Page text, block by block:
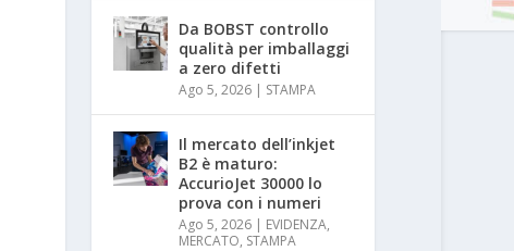
Da BOBST controllo
qualità per imballaggi
a zero difetti
Ago 5, 2026 | STAMPA
Il mercato dell’inkjet
B2 è maturo:
AccurioJet 30000 lo
prova con i numeri
Ago 5, 2026 | EVIDENZA,
MERCATO, STAMPA